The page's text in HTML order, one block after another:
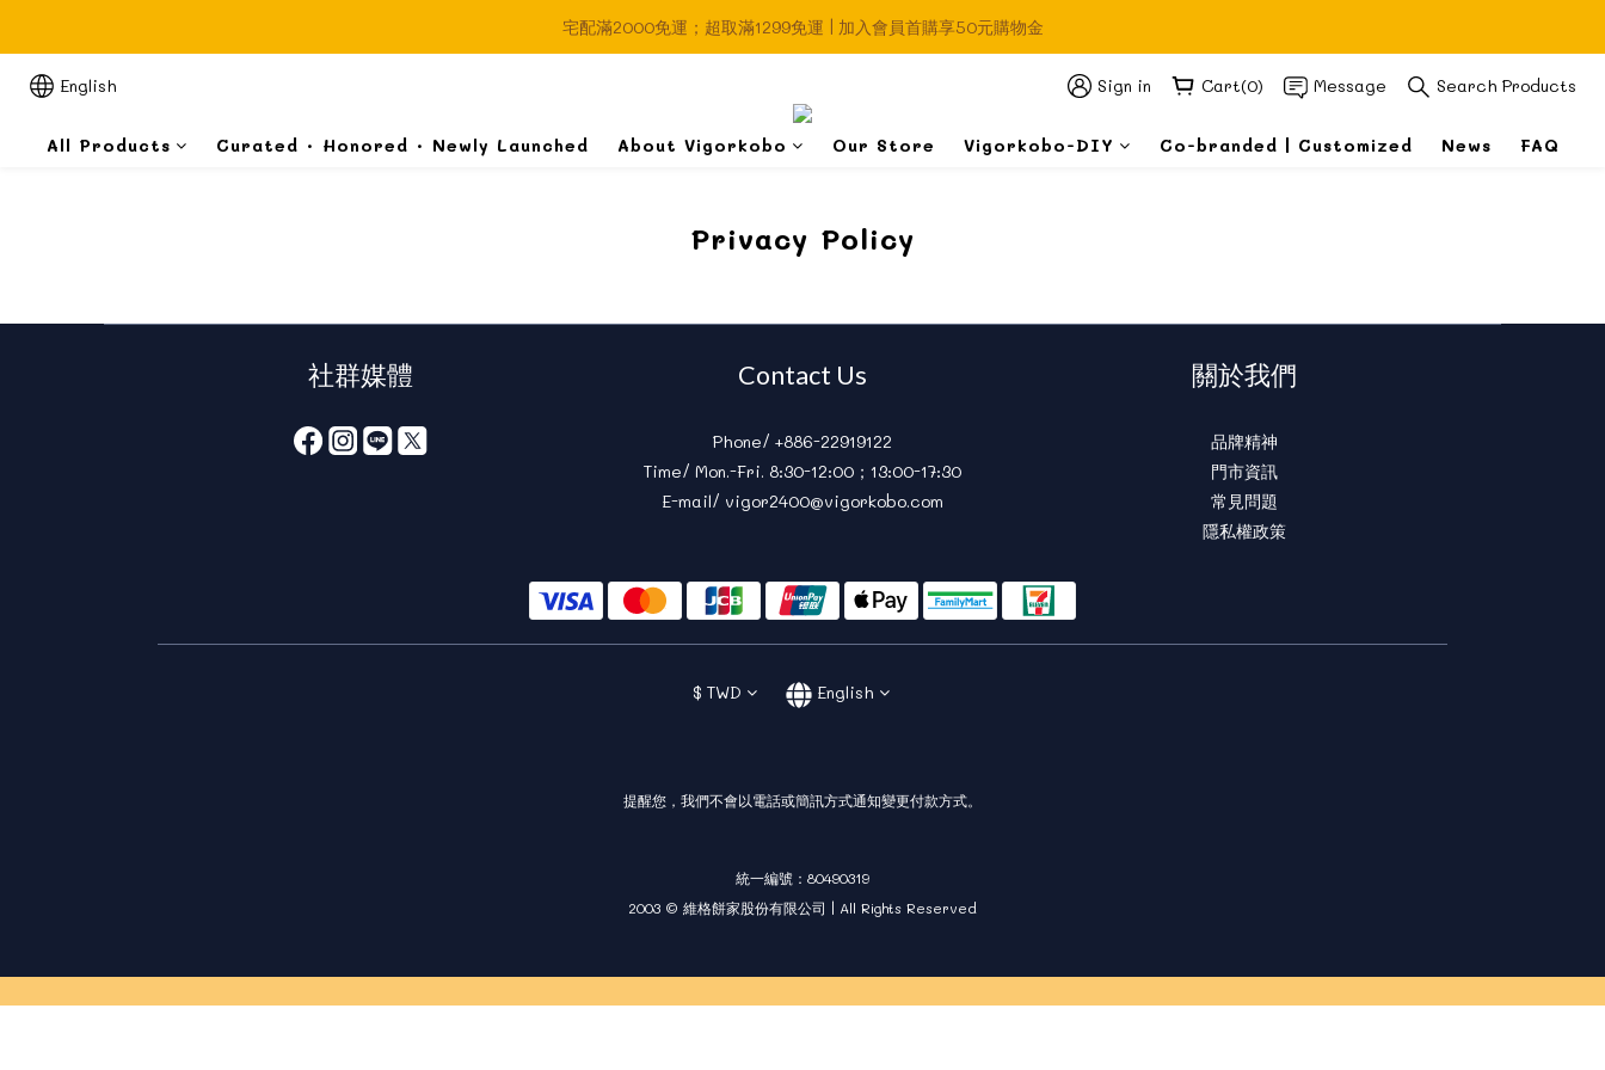
宅配滿2000免運；超取滿1299免運 | 加入會員首購享50元購物金
English Sign in Cart(0) Message Search Products
All Products Curated · Honored · Newly Launched About Vigorkobo Our Store Vigorkobo-DIY Co-branded | Customized News FAQ
Privacy Policy
社群媒體 Contact Us
Phone/ +886-22919122
Time/ Mon.-Fri. 8:30-12:00；13:00-17:30
E-mail/ vigor2400@vigorkobo.com
關於我們
品牌精神
門市資訊
常見問題
隱私權政策
$ TWD English
提醒您，我們不會以電話或簡訊方式通知變更付款方式。
統一編號：80490319
2003 © 維格餅家股份有限公司 | All Rights Reserved